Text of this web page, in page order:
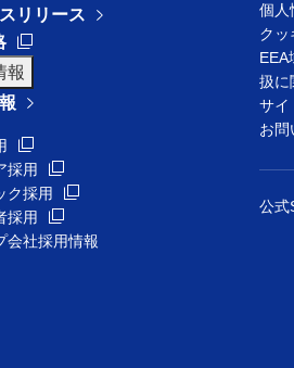
リリース
新規ウィンドウを開きます
報
新規ウィンドウを開きます
採用 新規ウィンドウを開きます
ク採用 新規ウィンドウを開きます
採用 新規ウィンドウを開きます
会社採用情報
個人
クッ
EEA
扱に
サイ
お問
公式